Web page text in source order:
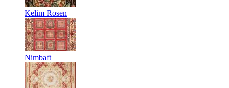
Kelim Rosen
Nimbaft